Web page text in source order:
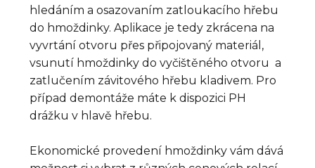
hledáním a osazovaním zatloukacího hřebu
do hmoždinky. Aplikace je tedy zkrácena na
vyvrtání otvoru přes připojovaný materiál,
vsunutí hmoždinky do vyčištěného otvoru a
zatlučením závitového hřebu kladivem. Pro
případ demontáže máte k dispozici PH
drážku v hlavě hřebu.
Ekonomické provedení hmoždinky vám dává